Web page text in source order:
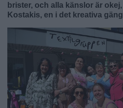
brister, och alla känslor är
Kostakis, en i det kreativa